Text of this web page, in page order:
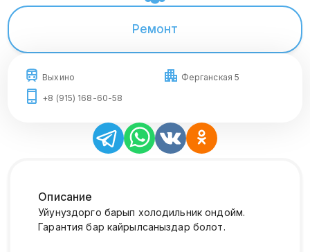
Ремонт
Выхино
Ферганская 5
+8 (915) 168-60-58
Описание
Уйунуздорго барып холодильник ондойм.
Гарантия бар кайрылсаныздар болот.